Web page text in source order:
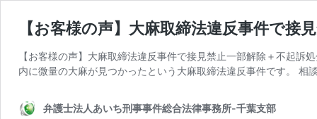
【お客様の声】大麻取締法違反事件で接
【お客様の声】大麻取締法違反事件で接見禁止一部解除＋不起
内に微量の大麻が見つかったという大麻取締法違反事件です。
弁護士法人あいち刑事事件総合法律事務所-千葉支部